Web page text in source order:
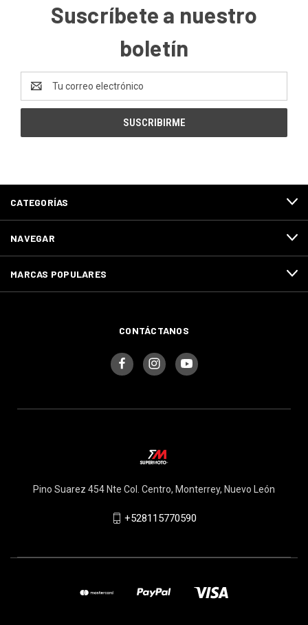
Suscríbete a nuestro
boletín
de
correo
CATEGORÍAS
NAVEGAR
MARCAS POPULARES
CONTÁCTANOS
Pino Suarez 454 Nte Col. Centro, Monterrey, Nuevo León
+528115770590